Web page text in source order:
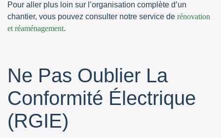
Pour aller plus loin sur l’organisation complète d’un
chantier, vous pouvez consulter notre service de rénovation
et réaménagement.
Ne Pas Oublier La
Conformité Électrique
(RGIE)